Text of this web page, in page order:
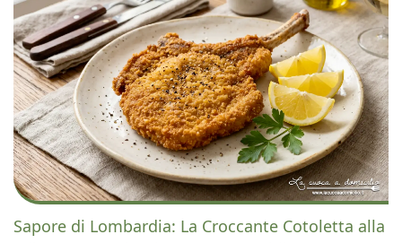
Sapore di Lombardia: La Croccante Cotoletta alla